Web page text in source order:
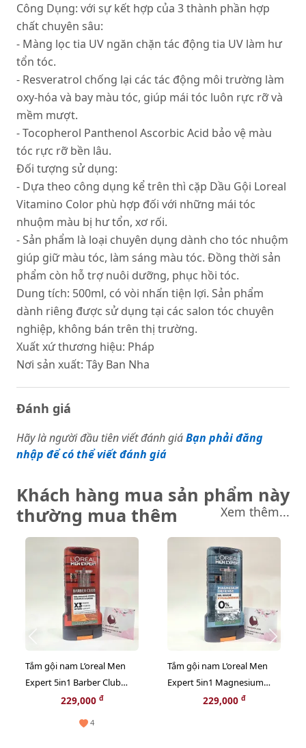
Công Dụng: với sự kết hợp của 3 thành phần hợp
chất chuyên sâu:
- Màng lọc tia UV ngăn chặn tác động tia UV làm hư
tổn tóc.
- Resveratrol chống lại các tác động môi trường làm
oxy-hóa và bay màu tóc, giúp mái tóc luôn rực rỡ và
mềm mượt.
- Tocopherol Panthenol Ascorbic Acid bảo vệ màu
tóc rực rỡ bền lâu.
Đối tượng sử dụng:
- Dựa theo công dụng kể trên thì cặp Dầu Gội Loreal
Vitamino Color phù hợp đối với những mái tóc
nhuộm màu bị hư tổn, xơ rối.
- Sản phẩm là loại chuyên dụng dành cho tóc nhuộm
giúp giữ màu tóc, làm sáng màu tóc. Đồng thời sản
phẩm còn hỗ trợ nuôi dưỡng, phục hồi tóc.
Dung tích: 500ml, có vòi nhấn tiện lợi. Sản phẩm
dành riêng được sử dụng tại các salon tóc chuyên
nghiệp, không bán trên thị trường.
Xuất xứ thương hiệu: Pháp
Nơi sản xuất: Tây Ban Nha
Đánh giá
Hãy là người đầu tiên viết đánh giáBạn phải đăng
nhập để có thể viết đánh giá
Khách hàng mua sản phẩm này
thường mua thêm
Xem thêm...
Tắm gội nam L’oreal Men
Expert 5in1 Barber Club
nồng ấm, hiện đại (màu
229,000 đ
4
Tắm gội nam L’oreal Men
Expert 5in1 Magnesium
Defense cuốn hút, tinh tế
229,000 đ